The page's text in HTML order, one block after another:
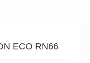
ECO RN66